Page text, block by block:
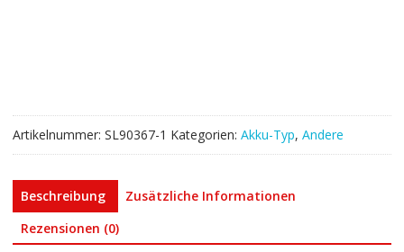
Menge
Artikelnummer: SL90367-1 Kategorien: Akku-Typ, Andere
Beschreibung
Zusätzliche Informationen
Rezensionen (0)